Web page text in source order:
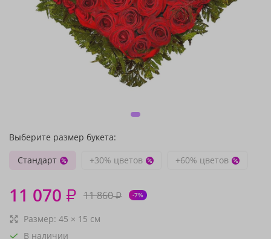
Выберите размер букета:
Стандарт
+30% цветов +60% цветов
11 070 ₽ 11 860₽ -7%
Размер: 45 × 15 см
В наличии